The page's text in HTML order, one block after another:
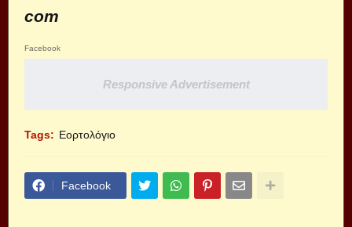
com
Facebook
Responsive Advertisement
Tags: Εορτολόγιο
Facebook